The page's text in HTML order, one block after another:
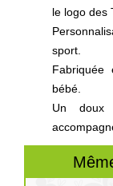
le logo des
sport.
bébé.
Un doux